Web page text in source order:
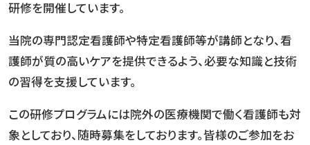
研修を開催しています。
当院の専門認定看護師や特定看護師等が講師となり、看
護師が質の高いケアを提供できるよう、必要な知識と技術
の習得を支援しています。
この研修プログラムには院外の医療機関で働く看護師も対
象としており、随時募集をしております。皆様のご参加をお